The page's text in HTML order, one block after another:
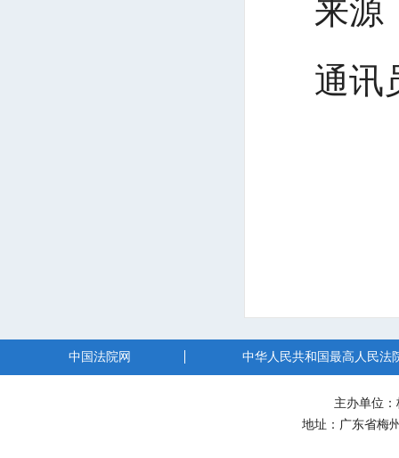
来源
通讯
中国法院网 中华人民共和国最高人民法
主办单位
地址：广东省